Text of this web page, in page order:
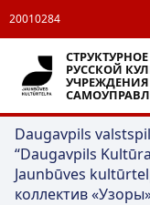
20010284
РУССКОЙ
Daugavpils
“Daugavpils
Jaunbūves
коллектив